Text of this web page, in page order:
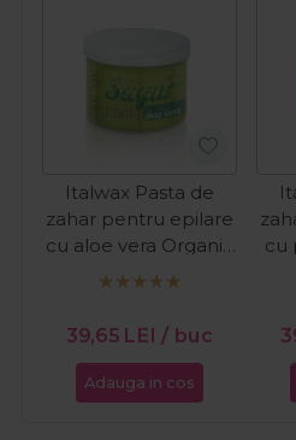
Italwax Pasta de
zahar pentru epilare
cu aloe vera Organic
Line Sugar Paste
39,65 LEI / buc
Adauga in cos
cu